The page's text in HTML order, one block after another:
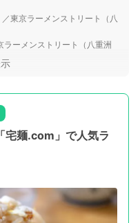
東京ラーメンストリート（八
ーメンストリート（八重洲
宅麺.com」で人気ラ